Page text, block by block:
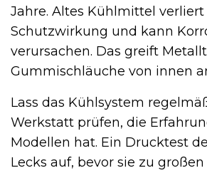
Jahre. Altes Kühlmittel verliert
Schutzwirkung und kann
verursachen. Das greift
Gummischläuche von innen
Lass das Kühlsystem
Werkstatt prüfen, die
Modellen hat. Ein Drucktest
Lecks auf, bevor sie zu